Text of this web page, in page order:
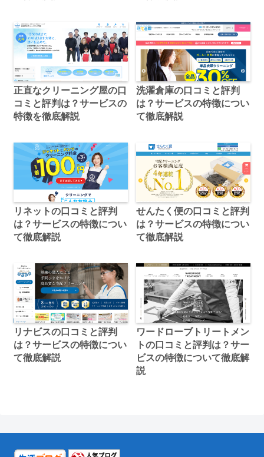
正直なクリーニング屋の口
コミと評判は？サービスの
特徴を徹底解説
洗濯倉庫の口コミと評判
は？サービスの特徴につい
て徹底解説
リネットの口コミと評判
は？サービスの特徴につい
て徹底解説
せんたく便の口コミと評判
は？サービスの特徴につい
て徹底解説
リナビスの口コミと評判
は？サービスの特徴につい
て徹底解説
ワードローブトリートメン
トの口コミと評判は？サー
ビスの特徴について徹底解
説